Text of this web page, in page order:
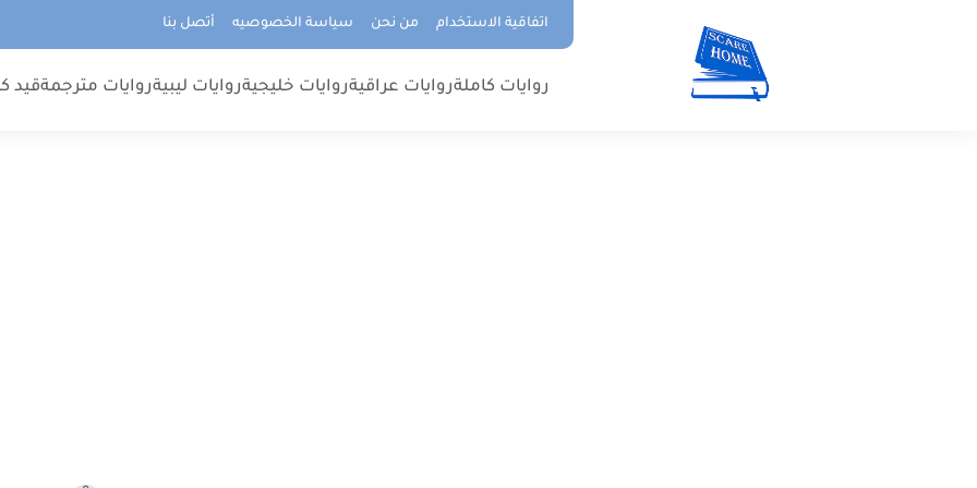
اتفاقية الاستخدام من نحن سياسة الخصوصيه أتصل بنا
روايات كاملةروايات عراقيةروايات خليجيةروايات ليبيةروايات مترجمةقيد